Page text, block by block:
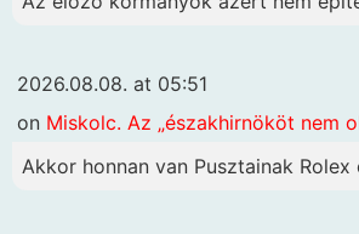
2026.08.08. at 05:51
on Miskolc. Az „északhirnököt nem
Akkor honnan van Pusztainak Rolex